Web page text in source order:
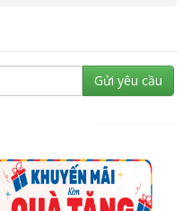
Gửi yêu cầu